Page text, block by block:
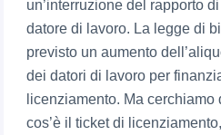
un’interruzione del rapporto
datore di lavoro. La legge di
previsto un aumento
dei datori di lavoro per
licenziamento. Ma
cos’è il ticket di